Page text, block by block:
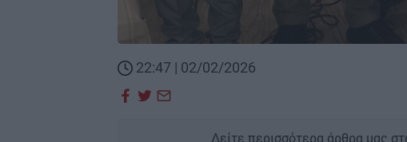
22:47 | 02/02/2026
Δείτε περισσότερα άρθρα μας